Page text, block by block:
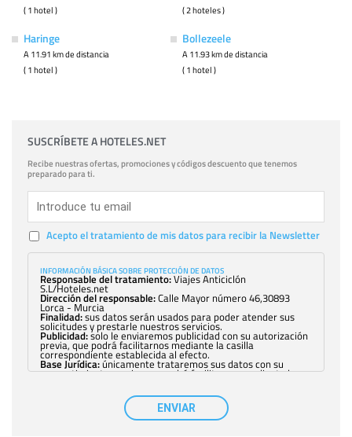
( 1 hotel )
( 2 hoteles )
Haringe
A 11.91 km de distancia
( 1 hotel )
Bollezeele
A 11.93 km de distancia
( 1 hotel )
SUSCRÍBETE A HOTELES.NET
Recibe nuestras ofertas, promociones y códigos descuento que tenemos
preparado para ti.
Acepto el tratamiento de mis datos para recibir la Newsletter
INFORMACIÓN BÁSICA SOBRE PROTECCIÓN DE DATOS
Responsable del tratamiento:Viajes Anticiclón
S.L/Hoteles.net
Dirección del responsable:Calle Mayor número 46,30893
Lorca - Murcia
Finalidad:sus datos serán usados para poder atender sus
solicitudes y prestarle nuestros servicios.
Publicidad:solo le enviaremos publicidad con su autorización
previa, que podrá facilitarnos mediante la casilla
correspondiente establecida al efecto.
Base Jurídica:únicamente trataremos sus datos con su
consentimiento previo, que podrá facilitarnos mediante la
con carácter general, sólo el personal de
nuestra entidad que esté debidamente autorizado podrá
tener conocimiento de la información que le pedimos. No se
comunicarán datos a terceros.
ENVIAR